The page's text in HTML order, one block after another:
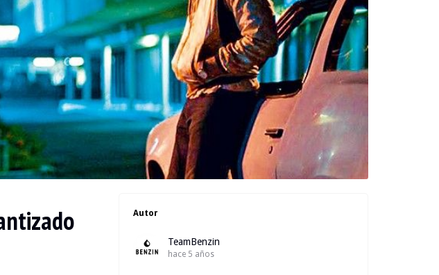
Autor
TeamBenzin
hace 5 años